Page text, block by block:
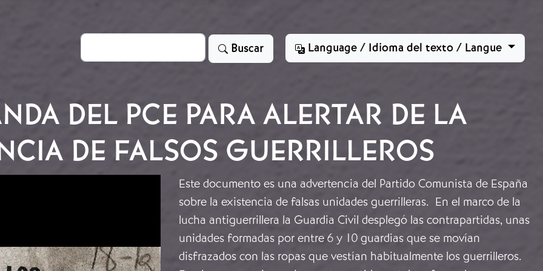
Search Buscar Language / Idioma del texto / Langue
DEL PCE PARA ALERTAR DE LA
DE FALSOS GUERRILLEROS
Este documento es una advertencia del Partido Comunista de España
sobre la existencia de falsas unidades guerrilleras. En el marco de la
lucha antiguerrillera la Guardia Civil desplegó las contrapartidas, unas
unidades formadas por entre 6 y 10 guardias que se movían
disfrazados con las ropas que vestían habitualmente los guerrilleros.